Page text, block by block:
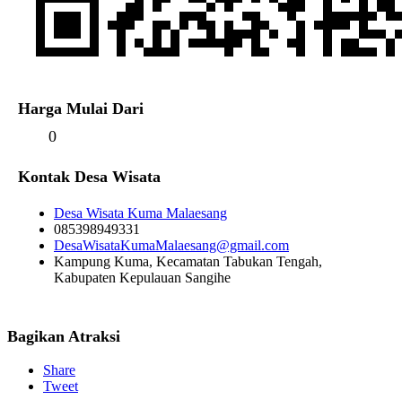
Harga Mulai Dari
0
Kontak Desa Wisata
Desa Wisata Kuma Malaesang
085398949331
DesaWisataKumaMalaesang@gmail.com
Kampung Kuma, Kecamatan Tabukan Tengah,
Kabupaten Kepulauan Sangihe
Bagikan Atraksi
Share
Tweet